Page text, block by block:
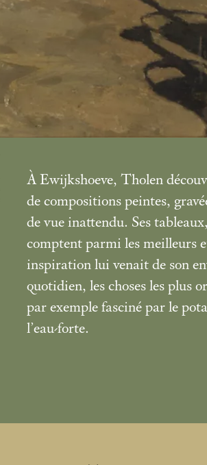
À Ewijkshoeve, Tholen
de compositions peintes,
de vue inattendu. Ses
comptent parmi les meilleurs
inspiration lui venait de son
quotidien, les choses les plus
par exemple fasciné par le
l’eau-forte.